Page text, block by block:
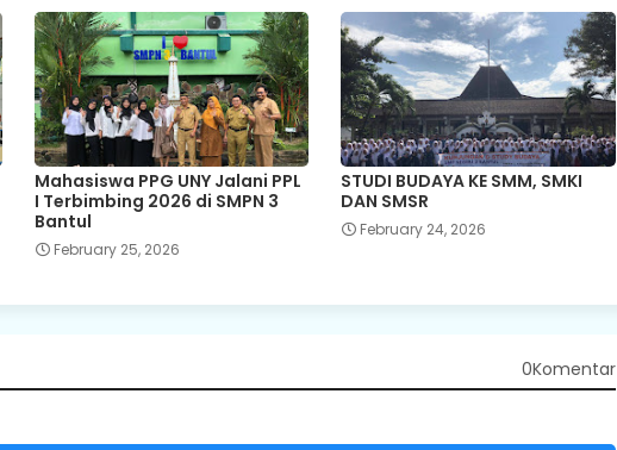
Mahasiswa PPG UNY Jalani PPL
I Terbimbing 2026 di SMPN 3
Bantul
February 25, 2026
STUDI BUDAYA KE SMM, SMKI
DAN SMSR
February 24, 2026
0Komentar